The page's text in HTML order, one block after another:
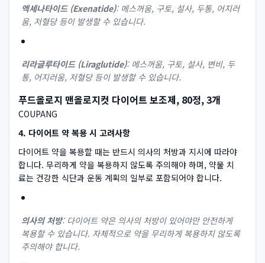
엑세나타이드 (Exenatide): 메스꺼움, 구토, 설사, 두통, 어지러
움, 저혈당 등이 발생할 수 있습니다.
리라글루타이드 (Liraglutide): 메스꺼움, 구토, 설사, 변비, 두
통, 어지러움, 저혈당 등이 발생할 수 있습니다.
푸드올로지 맨올로지컷 다이어트 보조제, 80정, 3개
COUPANG
4. 다이어트 약 복용 시 고려사항
다이어트 약을 복용할 때는 반드시 의사의 처방과 지시에 따라야
합니다. 무리하게 약을 복용하지 않도록 주의해야 하며, 약물 치
료는 건강한 식단과 운동 계획의 일부로 포함되어야 합니다.
의사의 처방: 다이어트 약은 의사의 처방이 있어야만 안전하게
복용할 수 있습니다. 자체적으로 약을 무리하게 복용하지 않도록
주의해야 합니다.